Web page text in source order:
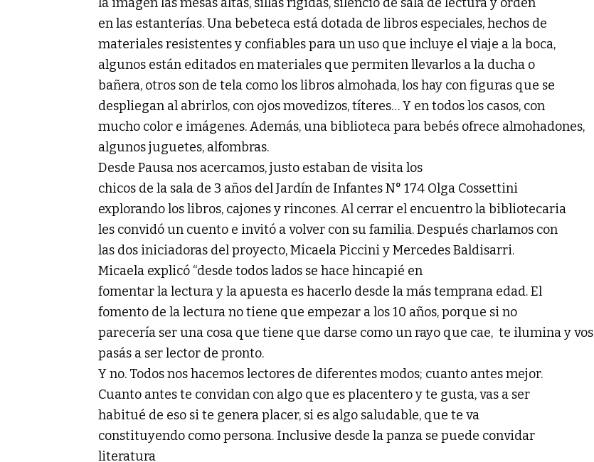
en las estanterías. Una bebeteca está dotada de libros especiales, hechos de
materiales resistentes y confiables para un uso que incluye el viaje a la boca,
algunos están editados en materiales que permiten llevarlos a la ducha o
bañera, otros son de tela como los libros almohada, los hay con figuras que se
despliegan al abrirlos, con ojos movedizos, títeres… Y en todos los casos, con
mucho color e imágenes. Además, una biblioteca para bebés ofrece almohadones,
algunos juguetes, alfombras.
Desde Pausa nos acercamos, justo estaban de visita los
chicos de la sala de 3 años del Jardín de Infantes N° 174 Olga Cossettini
explorando los libros, cajones y rincones. Al cerrar el encuentro la bibliotecaria
les convidó un cuento e invitó a volver con su familia. Después charlamos con
las dos iniciadoras del proyecto, Micaela Piccini y Mercedes Baldisarri.
Micaela explicó “desde todos lados se hace hincapié en
fomentar la lectura y la apuesta es hacerlo desde la más temprana edad. El
fomento de la lectura no tiene que empezar a los 10 años, porque si no
parecería ser una cosa que tiene que darse como un rayo que cae, te ilumina y vos
pasás a ser lector de pronto.
Y no. Todos nos hacemos lectores de diferentes modos; cuanto antes mejor.
Cuanto antes te convidan con algo que es placentero y te gusta, vas a ser
habitué de eso si te genera placer, si es algo saludable, que te va
constituyendo como persona. Inclusive desde la panza se puede convidar
literatura